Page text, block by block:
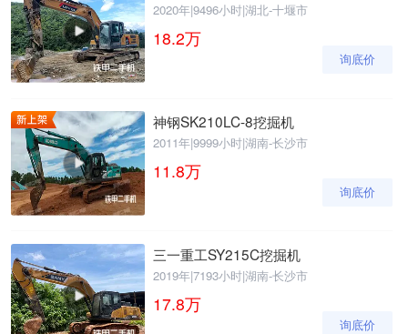
2020年|9496小时|湖北-十堰市
18.2万
询底价
神钢SK210LC-8挖掘机
2011年|9999小时|湖南-长沙市
11.8万
询底价
三一重工SY215C挖掘机
2019年|7193小时|湖南-长沙市
17.8万
询底价